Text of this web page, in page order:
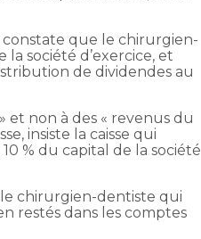
constate que le chirurgien-
société d’exercice, et
de dividendes au
et non à des « revenus du
insiste la caisse qui
% du capital de la société
le chirurgien-dentiste qui
restés dans les comptes